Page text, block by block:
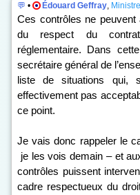
💬 • Édouard Geffray, Ministre
Ces contrôles ne peuvent
du respect du
réglementaire. Dans
secrétaire général de
liste de situations qui,
effectivement pas
ce point.
Je vais donc rappeler le
je les vois demain – et
contrôles puissent
cadre respectueux du